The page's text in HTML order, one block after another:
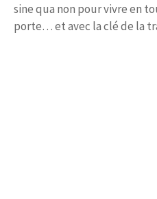
sine qua non pour vivre en
porte… et avec la clé de la